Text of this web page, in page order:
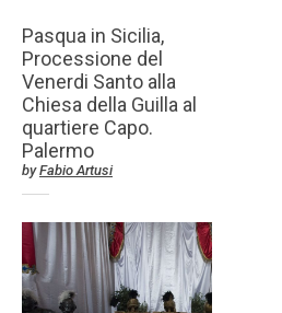
Pasqua in Sicilia,
Processione del
Venerdi Santo alla
Chiesa della Guilla al
quartiere Capo.
Palermo
byFabio Artusi